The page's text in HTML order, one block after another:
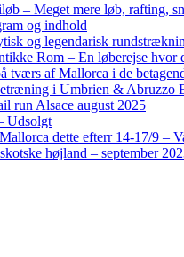
– Meget mere løb, rafting,
og indhold
og legendarisk
Rom – En løberejse hvor
af Mallorca i de
i Umbrien & Abruzzo
run Alsace august 2025
Udsolgt
dette efterr 14-17/9 –
højland – september